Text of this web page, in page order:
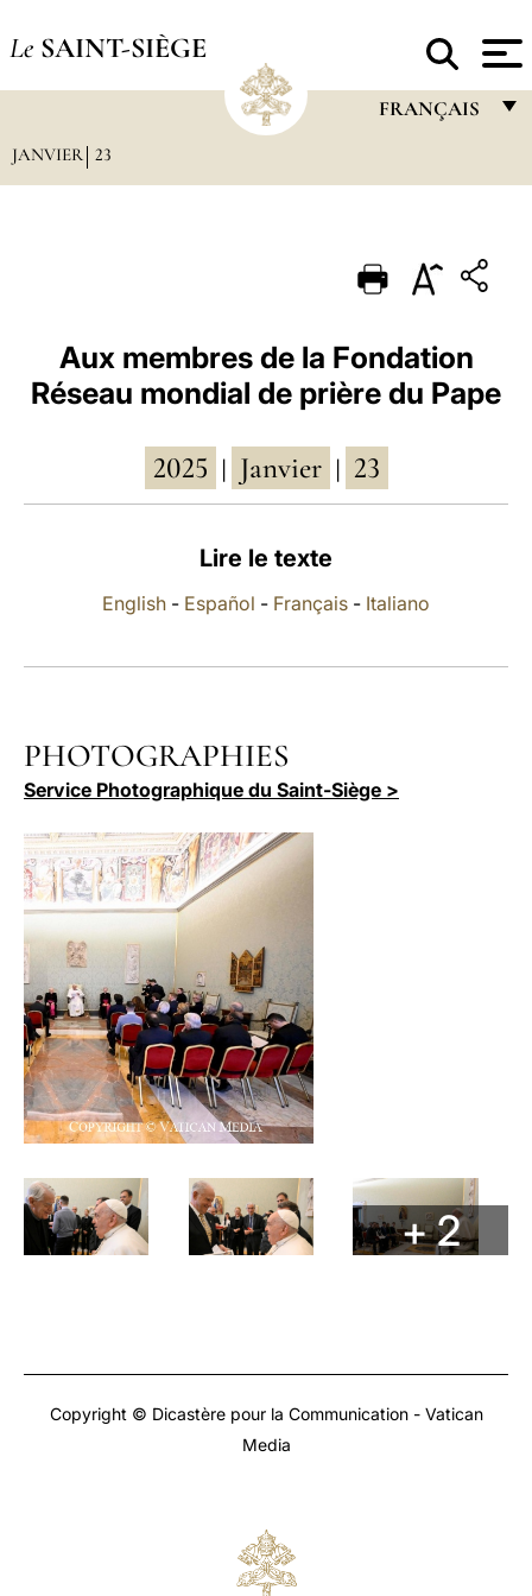
Le SAINT-SIÈGE
FRANÇAIS
PORTUGUÊS
ESPAÑOL
DEUTSCH
العربيّة
JANVIER 23
Aux membres de la Fondation
Réseau mondial de prière du Pape
2025 Janvier 23
Lire le texte
English - Español - Français - Italiano
PHOTOGRAPHIES
Service Photographique du Saint-Siège >
+ 2
Copyright © Dicastère pour la Communication - Vatican
Media